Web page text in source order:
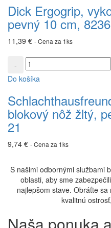
nôž,
modrý,
pevný
10
82368-
10
Dick Ergogrip,
pevný 10 cm,
11,39 € - Cena za 1ks
množstvo
Schlachthausfreund
rozrábkový
nôž
žltý,
pevný,
cm,
Do košíka
blokový nôž žltý,
21
9,74 € - Cena za 1ks
S našimi odbornými službami
oblasti, aby sme
najlepšom stave. Obráťte
kvalitnú